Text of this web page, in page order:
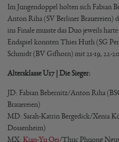
Im Jungendoppel holten sich Fabian
Anton Riha (SV Berliner Brauereien)
ins Finale musste das Duo jeweils
Endspiel konnten Thies Huth (SG
Schmidt (BV Gifhorn) mit 21-19, 22-20
Altersklasse U17 | Die Sieger:
JD: Fabian Bebernitz/Anton Riha
Brauereien)
MD: Sarah-Katrin Bergedick/Xenia
Dossenheim)
MX: Kian-Yu Oei/Thuc Phuong